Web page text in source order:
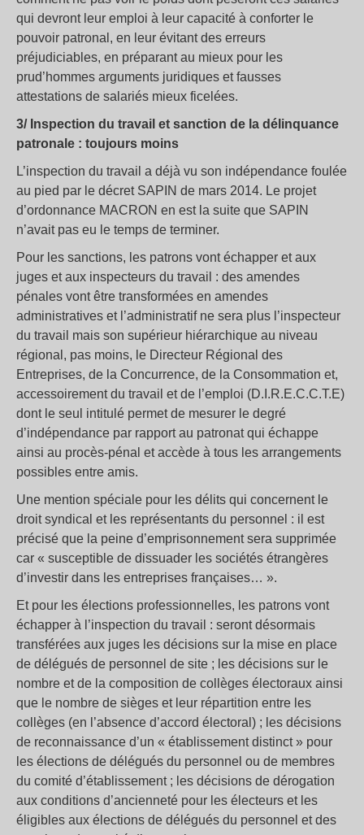
qui devront leur emploi à leur capacité à conforter le
pouvoir patronal, en leur évitant des erreurs
préjudiciables, en préparant au mieux pour les
prud’hommes arguments juridiques et fausses
attestations de salariés mieux ficelées.
3/ Inspection du travail et sanction de la délinquance
patronale : toujours moins
L’inspection du travail a déjà vu son indépendance foulée
au pied par le décret SAPIN de mars 2014. Le projet
d’ordonnance MACRON en est la suite que SAPIN
n’avait pas eu le temps de terminer.
Pour les sanctions, les patrons vont échapper et aux
juges et aux inspecteurs du travail : des amendes
pénales vont être transformées en amendes
administratives et l’administratif ne sera plus l’inspecteur
du travail mais son supérieur hiérarchique au niveau
régional, pas moins, le Directeur Régional des
Entreprises, de la Concurrence, de la Consommation et,
accessoirement du travail et de l’emploi (D.I.R.E.C.C.T.E)
dont le seul intitulé permet de mesurer le degré
d’indépendance par rapport au patronat qui échappe
ainsi au procès-pénal et accède à tous les arrangements
possibles entre amis.
Une mention spéciale pour les délits qui concernent le
droit syndical et les représentants du personnel : il est
précisé que la peine d’emprisonnement sera supprimée
car « susceptible de dissuader les sociétés étrangères
d’investir dans les entreprises françaises… ».
Et pour les élections professionnelles, les patrons vont
échapper à l’inspection du travail : seront désormais
transférées aux juges les décisions sur la mise en place
de délégués de personnel de site ; les décisions sur le
nombre et de la composition de collèges électoraux ainsi
que le nombre de sièges et leur répartition entre les
collèges (en l’absence d’accord électoral) ; les décisions
de reconnaissance d’un « établissement distinct » pour
les élections de délégués du personnel ou de membres
du comité d’établissement ; les décisions de dérogation
aux conditions d’ancienneté pour les électeurs et les
éligibles aux élections de délégués du personnel et des